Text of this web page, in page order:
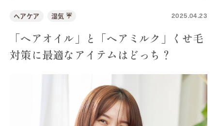
ヘアケア 湿気 ☔️ 2025.04.23
「ヘアオイル」と「ヘアミルク」くせ毛
対策に最適なアイテムはどっち？